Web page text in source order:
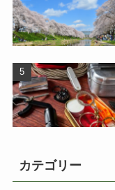
カテゴリー